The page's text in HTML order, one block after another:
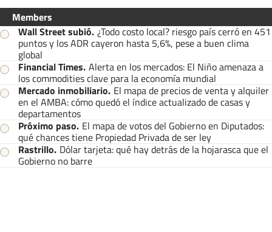
Members
Wall Street subió. ¿Todo costo local? riesgo país cerró en 451
puntos y los ADR cayeron hasta 5,6%, pese a buen clima
global
Financial Times. Alerta en los mercados: El Niño amenaza a
los commodities clave para la economía mundial
Mercado inmobiliario. El mapa de precios de venta y alquiler
en el AMBA: cómo quedó el índice actualizado de casas y
departamentos
Próximo paso. El mapa de votos del Gobierno en Diputados:
qué chances tiene Propiedad Privada de ser ley
Rastrillo. Dólar tarjeta: qué hay detrás de la hojarasca que el
Gobierno no barre